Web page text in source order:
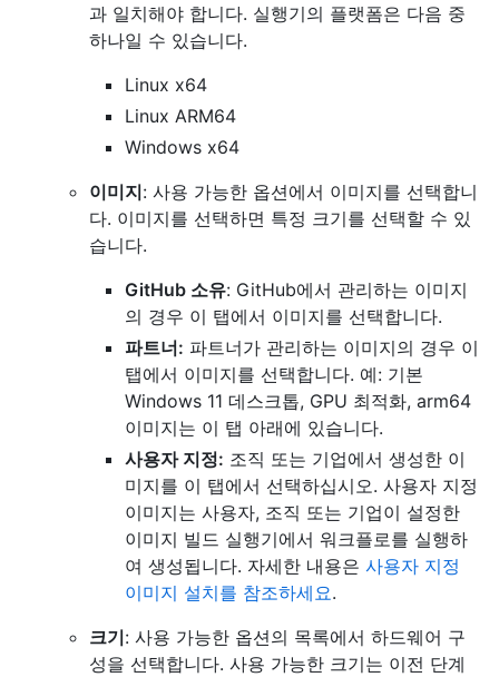
과 일치해야 합니다. 실행기의 플랫폼은 다음 중
하나일 수 있습니다.
Linux x64
Linux ARM64
Windows x64
이미지: 사용 가능한 옵션에서 이미지를 선택합니
다. 이미지를 선택하면 특정 크기를 선택할 수 있
습니다.
GitHub 소유: GitHub에서 관리하는 이미지
의 경우 이 탭에서 이미지를 선택합니다.
파트너: 파트너가 관리하는 이미지의 경우 이
탭에서 이미지를 선택합니다. 예: 기본
Windows 11 데스크톱, GPU 최적화, arm64
이미지는 이 탭 아래에 있습니다.
사용자 지정: 조직 또는 기업에서 생성한 이
미지를 이 탭에서 선택하십시오. 사용자 지정
이미지는 사용자, 조직 또는 기업이 설정한
이미지 빌드 실행기에서 워크플로를 실행하
여 생성됩니다. 자세한 내용은 사용자 지정
이미지 설치를 참조하세요.
크기: 사용 가능한 옵션의 목록에서 하드웨어 구
성을 선택합니다. 사용 가능한 크기는 이전 단계